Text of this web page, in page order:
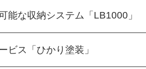
能な収納システム「LB1000」
ビス「ひかり塗装」